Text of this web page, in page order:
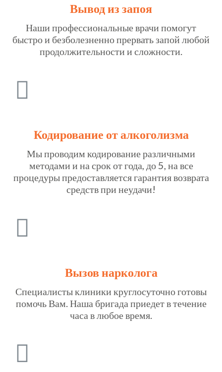
Вывод из запоя
Наши профессиональные врачи помогут
быстро и безболезненно прервать запой любой
продолжительности и сложности.
Кодирование от алкоголизма
Мы проводим кодирование различными
методами и на срок от года, до 5, на все
процедуры предоставляется гарантия возврата
средств при неудачи!
Вызов нарколога
Специалисты клиники круглосуточно готовы
помочь Вам. Наша бригада приедет в течение
часа в любое время.